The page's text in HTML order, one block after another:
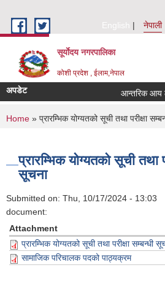
English
नेपाली
सूर्याेदय नगरपालिका
कोशी प्रदेश , ईलाम,नेपाल
अपडेट आन्तरिक आय
You are here
Home » प्रारम्भिक योग्यतको सूची तथा परीक्षा
प्रारम्भिक योग्यतको सूची तथा
सूचना
Submitted on: Thu, 10/17/2024 - 13:03
document:
Attachment
प्रारम्भिक योग्यतको सूची तथा परीक्षा सम्बन्धी
सामाजिक परिचालक पदको पाठ्यक्रम